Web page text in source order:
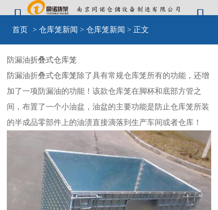


首页 > 仓库笼新闻 > 仓库笼新闻 > 正文
防漏油折叠式仓库笼
防漏油折叠式仓库笼除了具有常规仓库笼所有的功能，还增
加了一项防漏油的功能！该款仓库笼在脚杯和底部方管之
间，布置了一个小油盆，油盆的主要功能是防止仓库笼所装
的半成品零部件上的油渍直接滴落到生产车间或者仓库！